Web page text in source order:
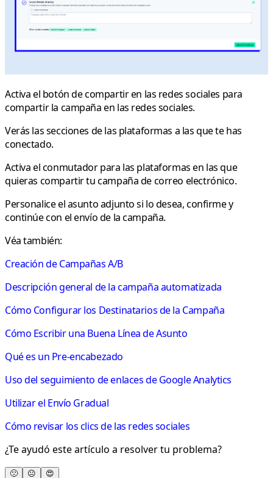
Activa el botón de compartir en las redes sociales para
compartir la campaña en las redes sociales.
Verás las secciones de las plataformas a las que te has
conectado.
Activa el conmutador para las plataformas en las que
quieras compartir tu campaña de correo electrónico.
Personalice el asunto adjunto si lo desea, confirme y
continúe con el envío de la campaña.
Véa también:
Creación de Campañas A/B
Descripción general de la campaña automatizada
Cómo Configurar los Destinatarios de la Campaña
Cómo Escribir una Buena Línea de Asunto
Qué es un Pre-encabezado
Uso del seguimiento de enlaces de Google Analytics
Utilizar el Envío Gradual
Cómo revisar los clics de las redes sociales
¿Te ayudó este artículo a resolver tu problema?
🙁 😐 😍